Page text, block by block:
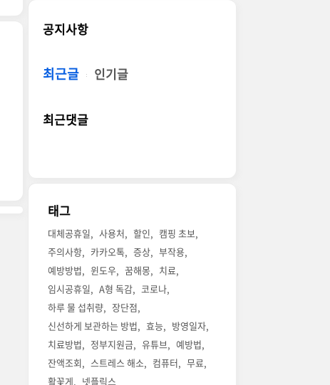
공지사항
최근글 인기글
최근댓글
태그
대체공휴일 사용처 할인
캠핑 초보
주의사항
카카오톡 증상
부작용
예방방법
윈도우 꿈해몽
치료
임시공휴일
A형 독감
코로나
하루 물 섭취량
장단점
신선하게 보관하는 방법
효능
방영일자
치료방법
정부지원금 유튜브
예방법
잔액조회
스트레스 해소 컴퓨터
무료
활꽃게
넷플릭스